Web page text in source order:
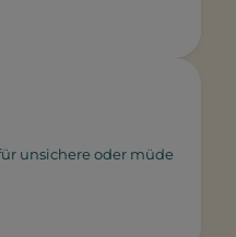
unsichere oder müde